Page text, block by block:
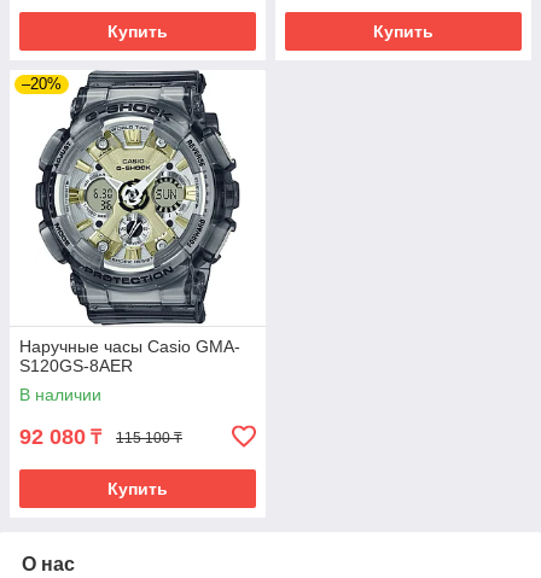
Купить Купить
–20%
Наручные часы Casio GMA-
S120GS-8AER
В наличии
92 080 ₸ 115 100 ₸
Купить
О нас